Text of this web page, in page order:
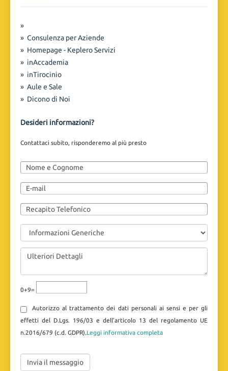
»
» Consulenza per Aziende
» Homepage - Keplero Servizi
» inAccademia
» inTirocinio
» Aule e Sale
» Dicono di Noi
Desideri informazioni?
Contattaci subito, risponderemo al più presto
0+9=
Autorizzo al trattamento dei dati personali ai sensi e per gli
effetti del D.Lgs. 196/03 e dell’articolo 13 del regolamento UE
n.2016/679 (c.d. GDPR).Leggi informativa completa